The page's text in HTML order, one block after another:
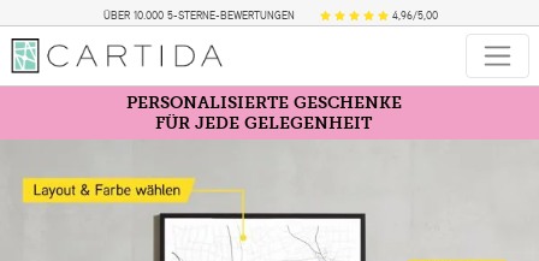
ÜBER 10.000 5-STERNE-BEWERTUNGEN 4,96/5,00
PERSONALISIERTE GESCHENKE
FÜR JEDE GELEGENHEIT